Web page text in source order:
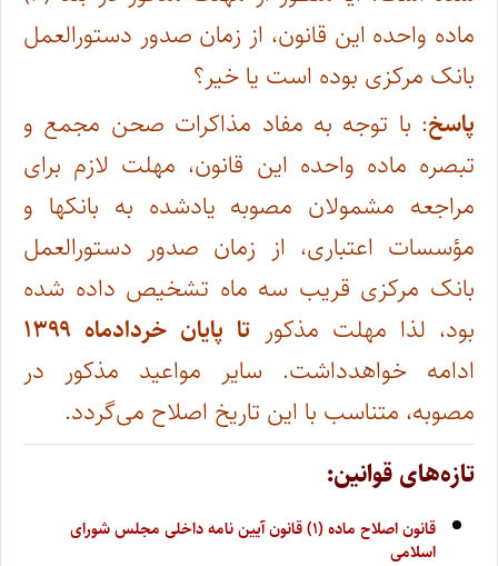
ماده واحده این قانون، از زمان صدور دستورالعمل
بانک مرکزی بوده است یا خیر؟
پاسخ: با توجه به مفاد مذاکرات صحن مجمع و
تبصره ماده واحده این قانون، مهلت لازم برای
مراجعه مشمولان مصوبه یادشده به بانکها و
مؤسسات اعتباری، از زمان صدور دستورالعمل
بانک مرکزی قریب سه ماه تشخیص داده شده
بود، لذا مهلت مذکور تا پایان خردادماه ۱۳۹۹
ادامه خواهدداشت. سایر مواعید مذکور در
مصوبه، متناسب با این تاریخ اصلاح می‌گردد.
تازه‌های قوانین:
قانون اصلاح ماده (۱) قانون آیین نامه داخلی مجلس شورای
اسلامی